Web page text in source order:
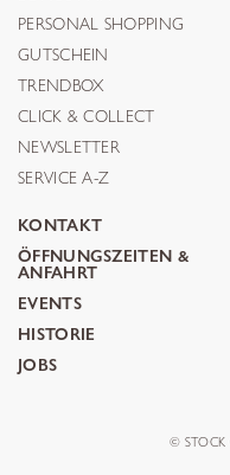
PERSONAL SHOPPING
GUTSCHEIN
TRENDBOX
CLICK & COLLECT
NEWSLETTER
SERVICE A-Z
KONTAKT
ÖFFNUNGSZEITEN &
ANFAHRT
EVENTS
HISTORIE
JOBS
© STOCK